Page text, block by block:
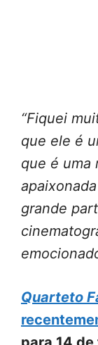
“Fiquei
que ele é
que é uma
grande
Quarteto